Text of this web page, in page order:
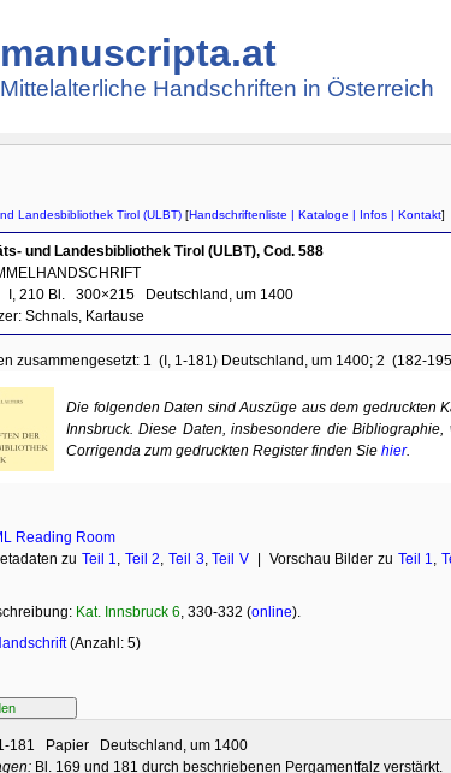
manuscripta.at
Mittelalterliche Handschriften in Österreich